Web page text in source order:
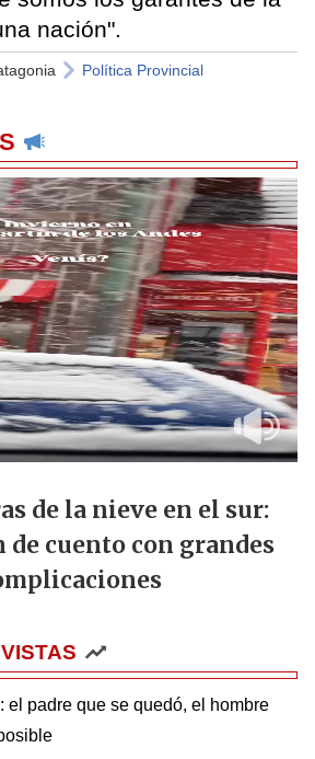
nación".
Política Provincial
de la nieve en el sur:
de cuento con grandes
el padre que se quedó, el hombre